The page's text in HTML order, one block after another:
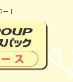
］